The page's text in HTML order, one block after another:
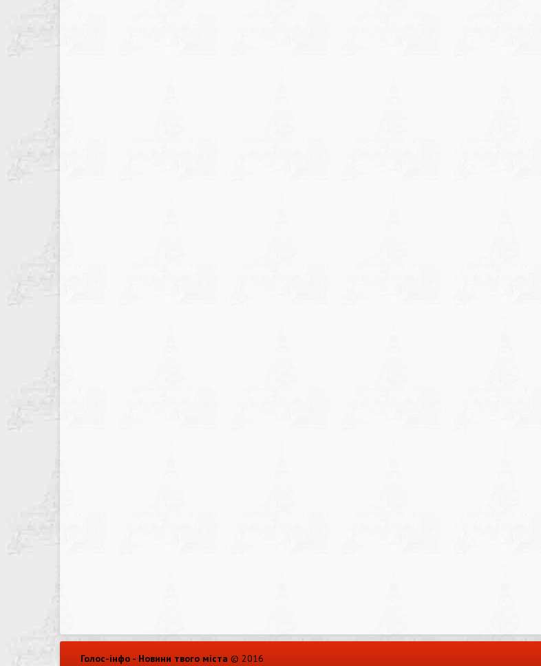
Голос-інфо - Новини твого міста © 2016